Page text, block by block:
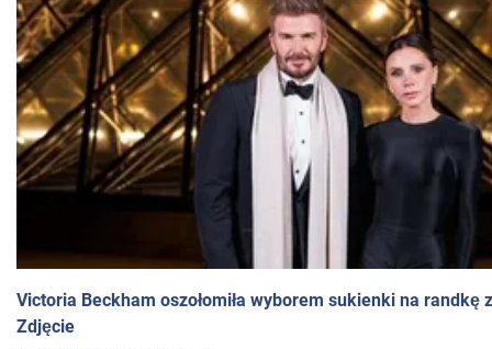
Victoria Beckham oszołomiła wyborem sukienki na randkę
Zdjęcie